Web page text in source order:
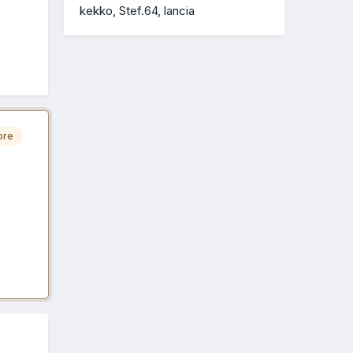
kekko Stef.64 lancia